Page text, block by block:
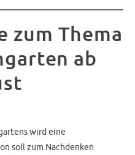
zum Thema
ab
wird eine
soll zum Nachdenken